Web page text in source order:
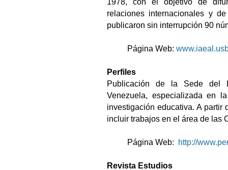
1978, con el objetivo de
relaciones internacionales y
publicaron sin interrupción 90
Página Web:
Perfiles
Publicación de la Sede del
Venezuela, especializada en
investigación educativa. A partir
incluir trabajos en el área de las
Página Web: http://
Revista Estudios